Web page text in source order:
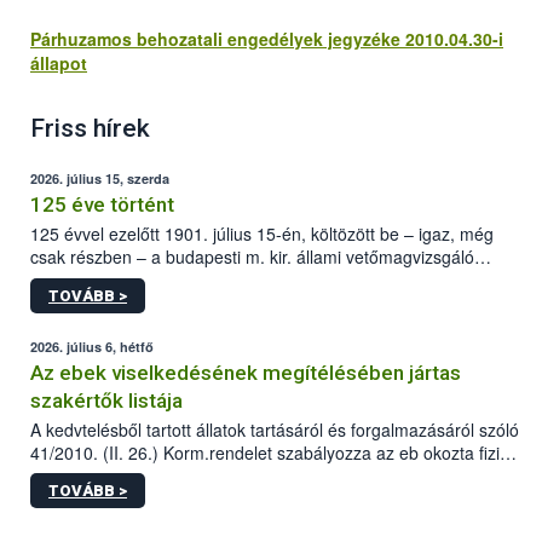
Párhuzamos behozatali engedélyek jegyzéke 2010.04.30-i
állapot
Friss hírek
2026. július 15, szerda
125 éve történt
125 évvel ezelőtt 1901. július 15-én, költözött be – igaz, még
csak részben – a budapesti m. kir. állami vetőmagvizsgáló
állomás a Kis Rókus utca 15. szám alatti, Czigler Győző által
tervezett új épületébe.
TOVÁBB >
2026. július 6, hétfő
Az ebek viselkedésének megítélésében jártas
szakértők listája
A kedvtelésből tartott állatok tartásáról és forgalmazásáról szóló
41/2010. (II. 26.) Korm.rendelet szabályozza az eb okozta fizikai
sérülés, illetve ennek veszélye keletkezésekor felmerülő
hatósági feladatokat, valamint a veszélyes eb tartását és annak
TOVÁBB >